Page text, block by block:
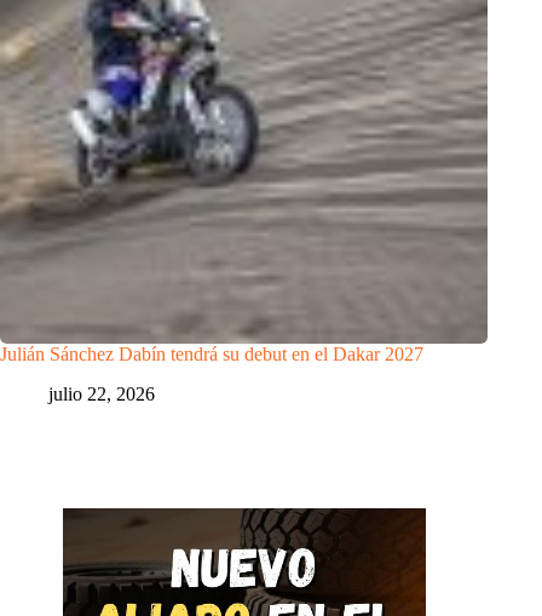
Julián Sánchez Dabín tendrá su debut en el Dakar 2027
julio 22, 2026